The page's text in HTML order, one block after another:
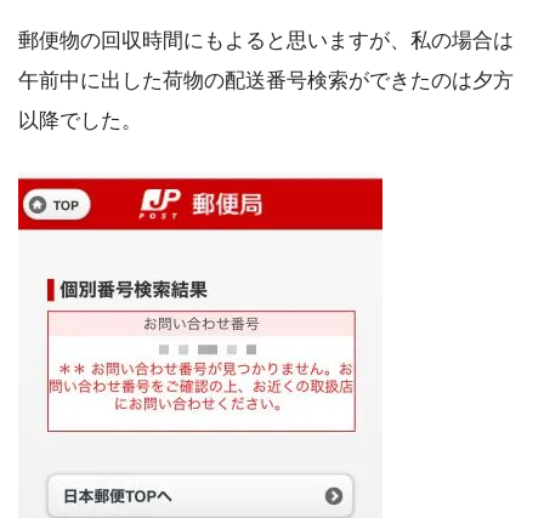
郵便物の回収時間にもよると思いますが、私の場合は
午前中に出した荷物の配送番号検索ができたのは夕方
以降でした。